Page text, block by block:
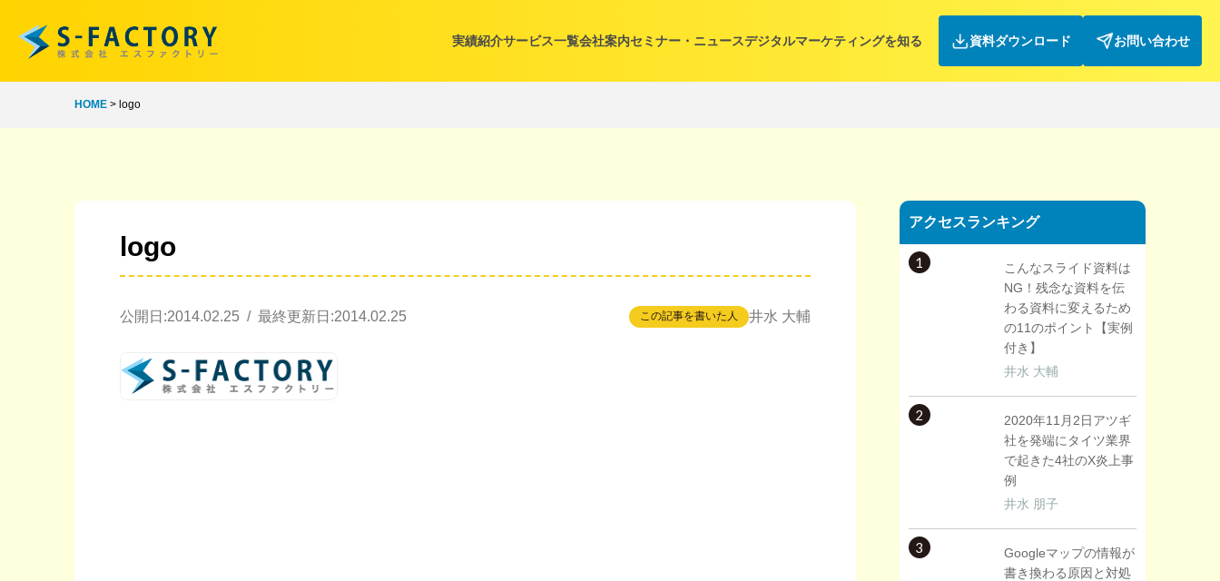
実績紹介サービス一覧会社案内セミナー・ニュースデジタルマーケティングを知る 資料ダウンロード お問い合わせ
HOME > logo
logo
公開日:2014.02.25 / 最終更新日:2014.02.25 この記事を書いた人 井水 大輔
アクセスランキング
1
こんなスライド資料は
NG！残念な資料を伝
わる資料に変えるため
の11のポイント【実例
付き】
井水 大輔
2
2020年11月2日アツギ
社を発端にタイツ業界
で起きた4社のX炎上事
例
井水 朋子
3
Googleマップの情報が
書き換わる原因と対処